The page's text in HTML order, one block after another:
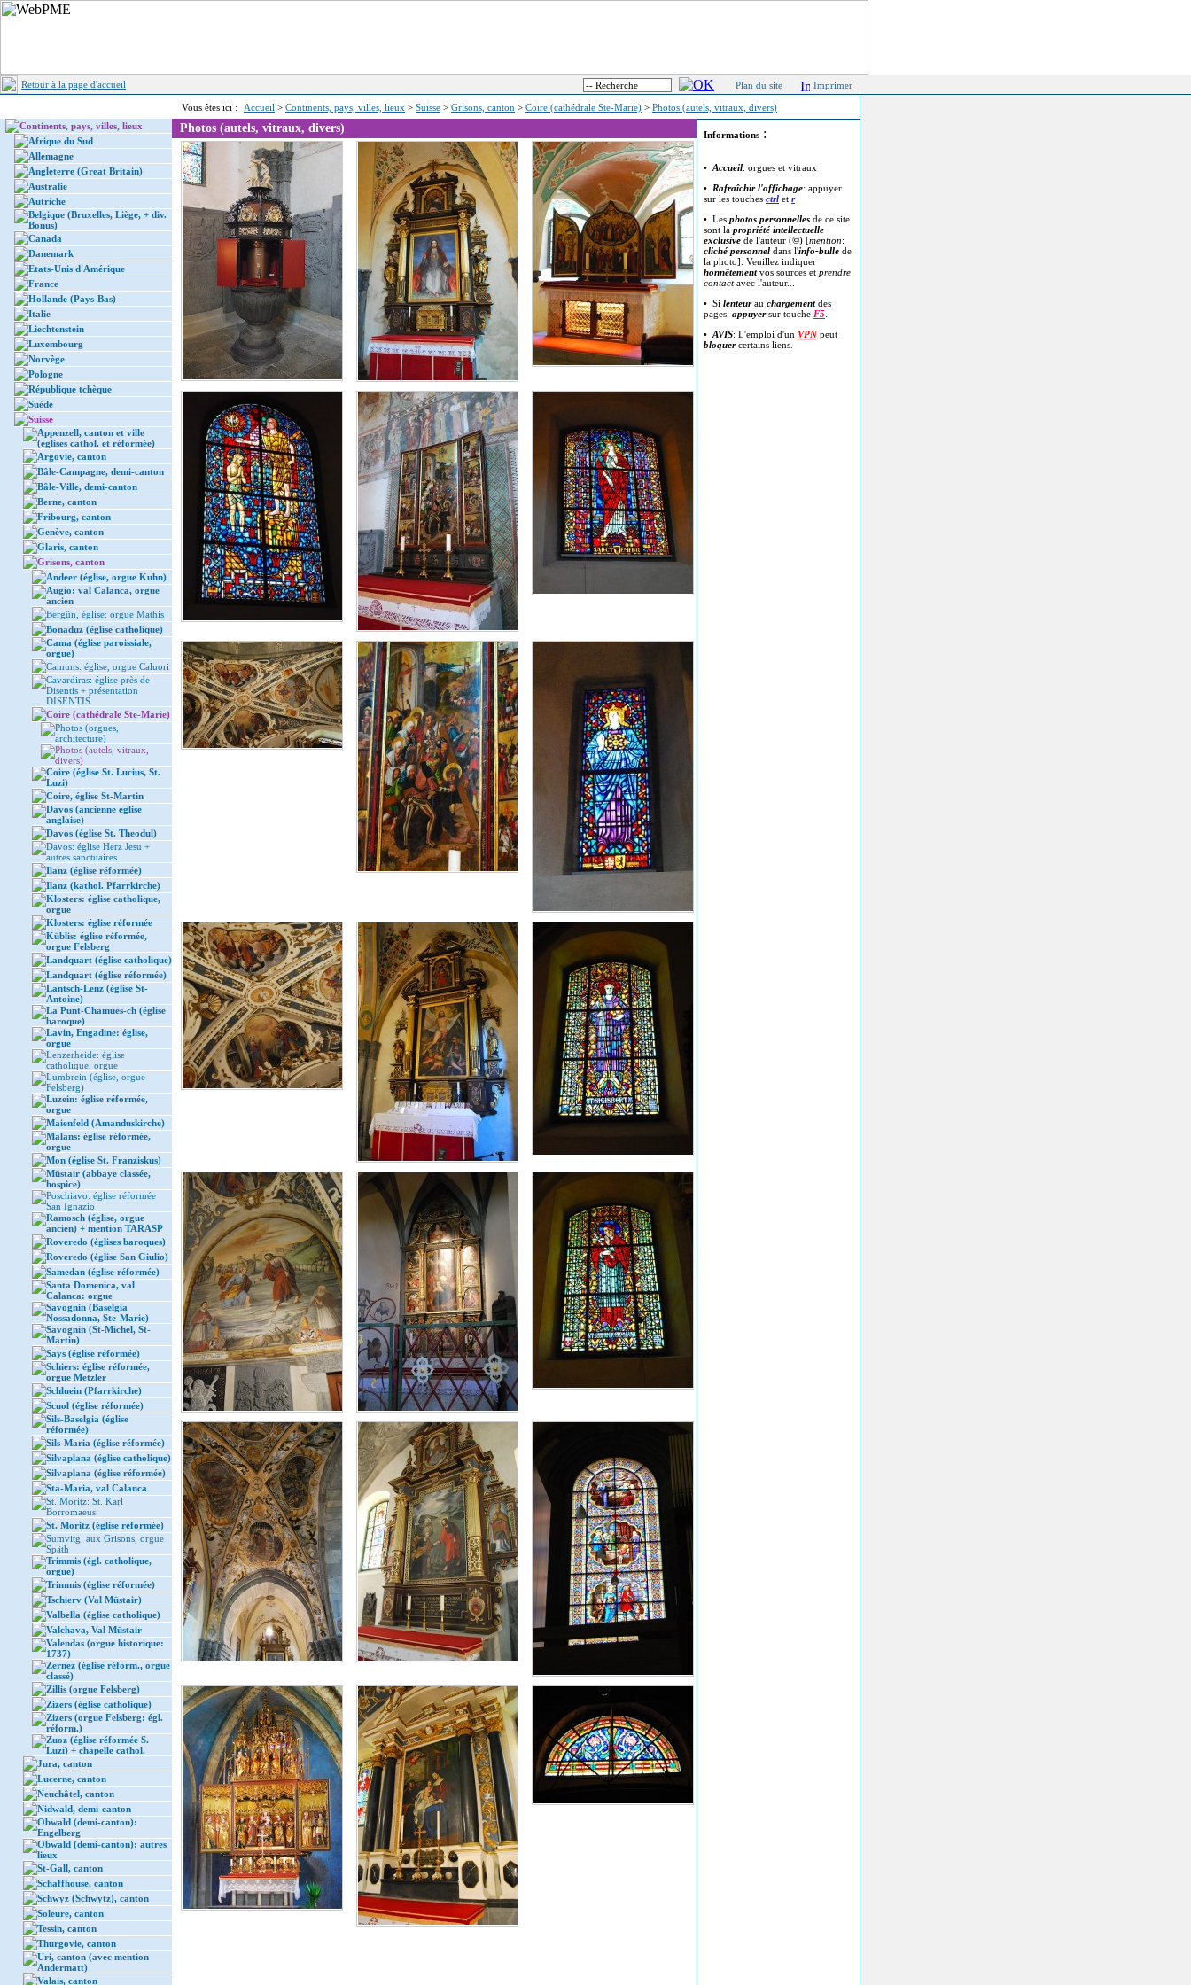
Retour à la page d'accueil Plan du site Imprimer
Vous êtes ici : Accueil > Continents, pays, villes, lieux > Suisse > Grisons, canton > Coire (cathédrale Ste-Marie) > Photos (autels, vitraux, divers)
Continents, pays, villes, lieux
Afrique du Sud
Allemagne
Angleterre (Great Britain)
Australie
Autriche
Belgique (Bruxelles, Liège, + div.
Bonus)
Canada
Danemark
Etats-Unis d'Amérique
France
Hollande (Pays-Bas)
Italie
Liechtenstein
Luxembourg
Norvège
Pologne
République tchèque
Suède
Suisse
Appenzell, canton et ville
(églises cathol. et réformée)
Argovie, canton
Bâle-Campagne, demi-canton
Bâle-Ville, demi-canton
Berne, canton
Fribourg, canton
Genève, canton
Glaris, canton
Grisons, canton
Andeer (église, orgue Kuhn)
Augio: val Calanca, orgue
ancien
Bergün, église: orgue Mathis
Bonaduz (église catholique)
Cama (église paroissiale,
orgue)
Camuns: église, orgue Caluori
Cavardiras: église près de
Disentis + présentation
DISENTIS
Coire (cathédrale Ste-Marie)
Photos (orgues,
architecture)
Photos (autels, vitraux,
divers)
Coire (église St. Lucius, St.
Luzi)
Coire, église St-Martin
Davos (ancienne église
anglaise)
Davos (église St. Theodul)
Davos: église Herz Jesu +
autres sanctuaires
Ilanz (église réformée)
Ilanz (kathol. Pfarrkirche)
Klosters: église catholique,
orgue
Klosters: église réformée
Küblis: église réformée,
orgue Felsberg
Landquart (église catholique)
Landquart (église réformée)
Lantsch-Lenz (église St-
Antoine)
La Punt-Chamues-ch (église
baroque)
Lavin, Engadine: église,
orgue
Lenzerheide: église
catholique, orgue
Lumbrein (église, orgue
Felsberg)
Luzein: église réformée,
orgue
Maienfeld (Amanduskirche)
Malans: église réformée,
orgue
Mon (église St. Franziskus)
Müstair (abbaye classée,
hospice)
Poschiavo: église réformée
San Ignazio
Ramosch (église, orgue
ancien) + mention TARASP
Roveredo (églises baroques)
Roveredo (église San Giulio)
Samedan (église réformée)
Santa Domenica, val
Calanca: orgue
Savognin (Baselgia
Nossadonna, Ste-Marie)
Savognin (St-Michel, St-
Martin)
Says (église réformée)
Schiers: église réformée,
orgue Metzler
Schluein (Pfarrkirche)
Scuol (église réformée)
Sils-Baselgia (église
réformée)
Sils-Maria (église réformée)
Silvaplana (église catholique)
Silvaplana (église réformée)
Sta-Maria, val Calanca
St. Moritz: St. Karl
Borromaeus
St. Moritz (église réformée)
Sumvitg: aux Grisons, orgue
Späth
Trimmis (égl. catholique,
orgue)
Trimmis (église réformée)
Tschierv (Val Müstair)
Valbella (église catholique)
Valchava, Val Müstair
Valendas (orgue historique:
1737)
Zernez (église réform., orgue
classé)
Zillis (orgue Felsberg)
Zizers (église catholique)
Zizers (orgue Felsberg: égl.
réform.)
Zuoz (église réformée S.
Luzi) + chapelle cathol.
Jura, canton
Lucerne, canton
Neuchâtel, canton
Nidwald, demi-canton
Obwald (demi-canton):
Engelberg
Obwald (demi-canton): autres
lieux
St-Gall, canton
Schaffhouse, canton
Schwyz (Schwytz), canton
Soleure, canton
Tessin, canton
Thurgovie, canton
Uri, canton (avec mention
Andermatt)
Valais, canton
Photos (autels, vitraux, divers) Informations :
• Accueil: orgues et vitraux
• Rafraîchir l'affichage: appuyer
sur les touches ctrl et r
• Les photos personnelles de ce site
sont la propriété intellectuelle
exclusive de l'auteur (©) [mention:
cliché personnel dans l'info-bulle de
la photo]. Veuillez indiquer
honnêtementvos sources et prendre
contactavec l'auteur...
• Si lenteurau chargementdes
pages: appuyersur touche F5
• AVIS: L'emploi d'un VPNpeut
bloquercertains liens.